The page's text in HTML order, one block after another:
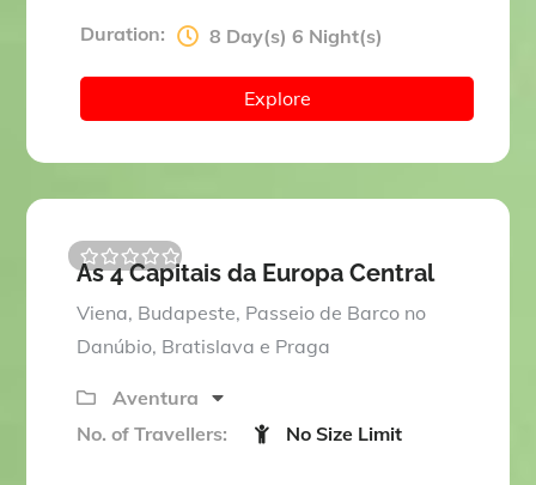
Duration: 8 Day(s) 6 Night(s)
Explore
0
u
t
o
5
As 4 Capitais da Europa Central
Viena, Budapeste, Passeio de Barco no
Danúbio, Bratislava e Praga
Aventura
No. of Travellers:
No Size Limit